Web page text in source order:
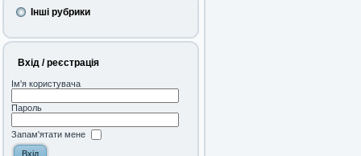
Інші рубрики
Вхід / реєстрація
Ім'я користувача
Пароль
Запам'ятати мене